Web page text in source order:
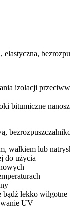
elastyczna,
izolacji
bitumiczne
wałkiem lub
do użycia
bądź lekko wilgotne
UV